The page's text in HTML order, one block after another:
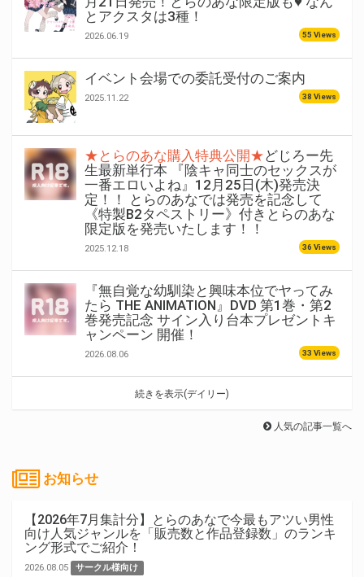
とアクスタは3種！
2026.06.19 55 Views
イベント会場での委託受付のご案内
2025.11.22 38 Views
★とらのあな購入特典公開★どじろー先
生最新単行本 『陰キャ同士のセックスが
一番エロいよね』12月25日(木)発売決
定！！ とらのあなでは発売を記念して
《特製B2タペストリー》付きとらのあな
限定版を発売いたします！！
2025.12.18 36 Views
『無自覚な幼馴染と興味本位でヤってみ
たら THE ANIMATION』DVD 第1巻・第2
巻発売記念 サイン入り台本プレゼントキ
ャンペーン 開催！
2026.08.06 33 Views
続きを表示(デイリー)
人気の記事一覧へ
お知らせ
【2026年7月集計分】とらのあなで今最もアツい男性
向け人気ジャンルを「販売数と作品登録数」のランキ
ング形式でご紹介！
2026.08.05 サークル様向け